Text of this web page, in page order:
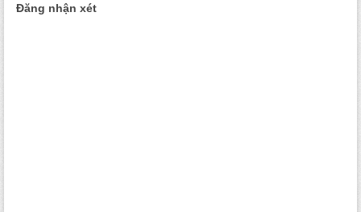
Đăng nhận xét